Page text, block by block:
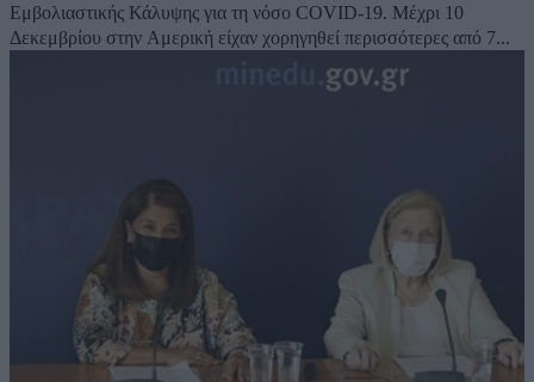
Εμβολιαστικής Κάλυψης για τη νόσο COVID-19. Μέχρι 10
Δεκεμβρίου στην Αμερική είχαν χορηγηθεί περισσότερες από 7...